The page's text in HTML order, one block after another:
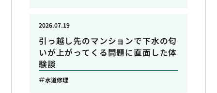
引っ越し先のマンションで下水の匂
いが上がってくる問題に直面した体
験談
2026.07.19
水道修理